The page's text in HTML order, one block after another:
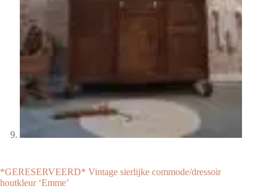
*GERESERVEERD* Vintage sierlijke commode/dressoir
houtkleur ‘Emme’